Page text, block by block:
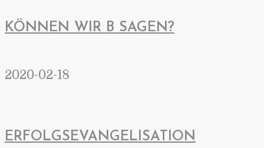
KÖNNEN WIR B SAGEN?
2020-02-18
ERFOLGSEVANGELISATION